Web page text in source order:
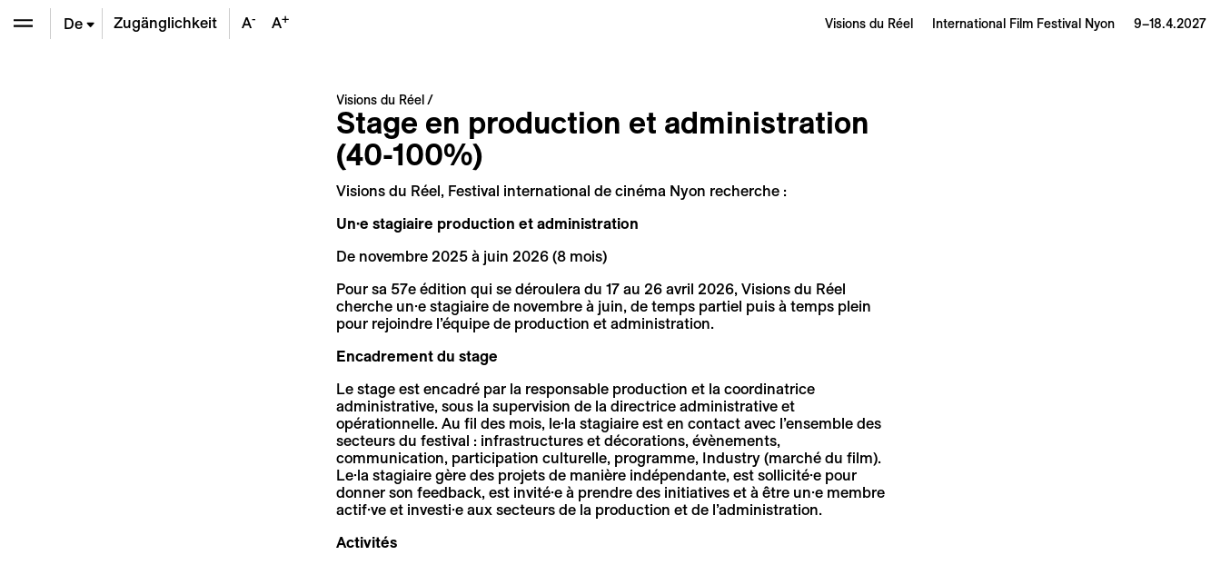
De Zugänglichkeit A- A+ Visions du Réel International Film Festival Nyon 9–18.4.2027
Visions du Réel
Stage en production et administration
(40-100%)
Visions du Réel, Festival international de cinéma Nyon recherche :
Un·e stagiaire production et administration
De novembre 2025 à juin 2026 (8 mois)
Pour sa 57e édition qui se déroulera du 17 au 26 avril 2026, Visions du Réel
cherche un·e stagiaire de novembre à juin, de temps partiel puis à temps plein
pour rejoindre l’équipe de production et administration.
Encadrement du stage
Le stage est encadré par la responsable production et la coordinatrice
administrative, sous la supervision de la directrice administrative et
opérationnelle. Au fil des mois, le·la stagiaire est en contact avec l’ensemble des
secteurs du festival : infrastructures et décorations, évènements,
communication, participation culturelle, programme, Industry (marché du film).
Le·la stagiaire gère des projets de manière indépendante, est sollicité·e pour
donner son feedback, est invité·e à prendre des initiatives et à être un·e membre
actif·ve et investi·e aux secteurs de la production et de l’administration.
Activités